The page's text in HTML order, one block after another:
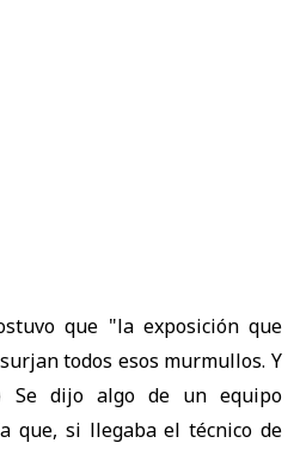
que "la exposición que
todos esos murmullos. Y
Se dijo algo de un equipo
que, si llegaba el técnico de